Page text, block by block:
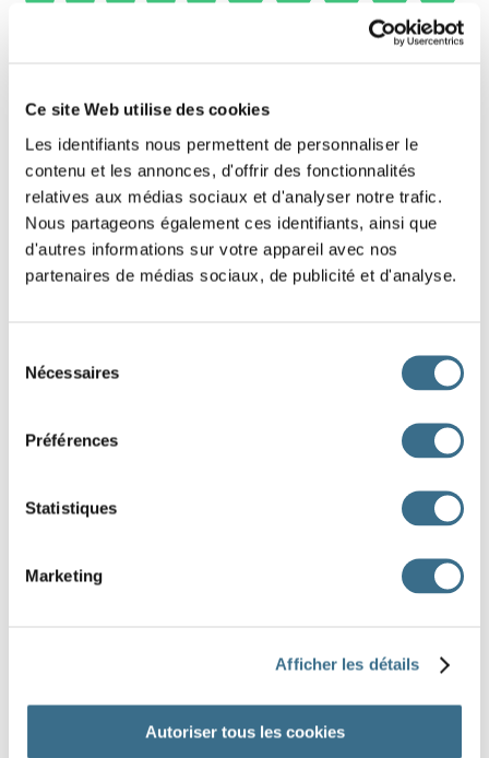
Ce site Web utilise des cookies
Les identifiants nous permettent de personnaliser le
contenu et les annonces, d'offrir des fonctionnalités
relatives aux médias sociaux et d'analyser notre trafic.
Nous partageons également ces identifiants, ainsi que
d'autres informations sur votre appareil avec nos
partenaires de médias sociaux, de publicité et d'analyse.
Nécessaires
Préférences
Statistiques
Marketing
Afficher les détails
Autoriser tous les cookies
Slide these words in the right order to restore
the quote, help yourself with the hint above the
words.
Hint: This quote is when we talk about promises that we do
not believe in or that have not yet been fulfilled.
le Autant
DONE!